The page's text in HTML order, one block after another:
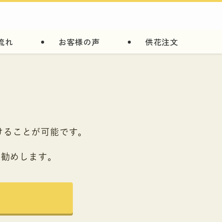
れ お客様の声 供花注文
ことが可能です。
めします。